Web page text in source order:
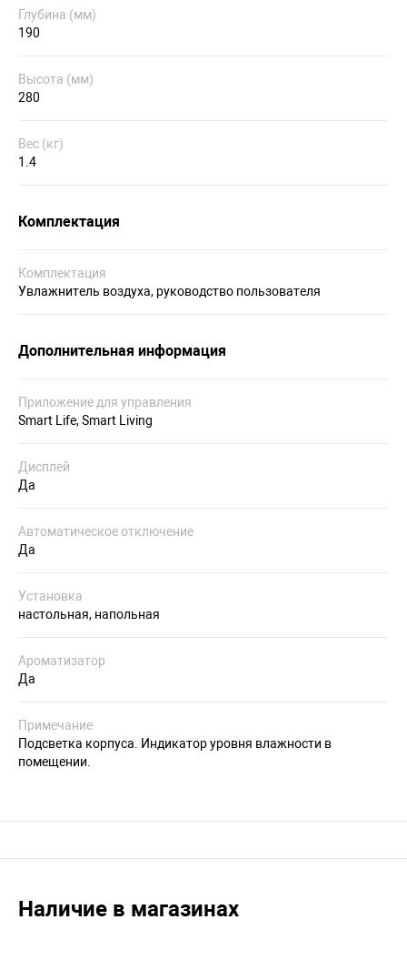
Глубина (мм)
190
Высота (мм)
280
Вес (кг)
1.4
Комплектация
Комплектация
Увлажнитель воздуха, руководство пользователя
Дополнительная информация
Приложение для управления
Smart Life, Smart Living
Дисплей
Да
Автоматическое отключение
Да
Установка
настольная, напольная
Ароматизатор
Да
Примечание
Подсветка корпуса. Индикатор уровня влажности в
помещении.
Наличие в магазинах